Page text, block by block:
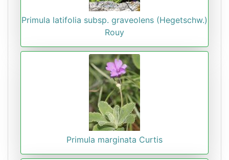
Primula latifolia subsp. graveolens (Hegetschw.)
Rouy
Primula marginata Curtis